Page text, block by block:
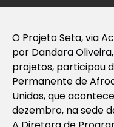
O Projeto Seta, via
por Dandara
projetos, participou
Permanente de
Unidas, que
dezembro, na sede